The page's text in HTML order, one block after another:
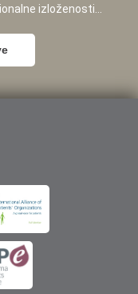
izloženosti...